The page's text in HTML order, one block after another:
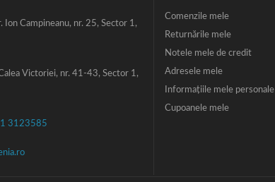
Ion Campineanu, nr. 25, Sector 1,
Victoriei, nr. 41-43, Sector 1,
3123585
Comenzile mele
Returnările mele
Notele mele de credit
Adresele mele
Informaţiile mele personale
Cupoanele mele